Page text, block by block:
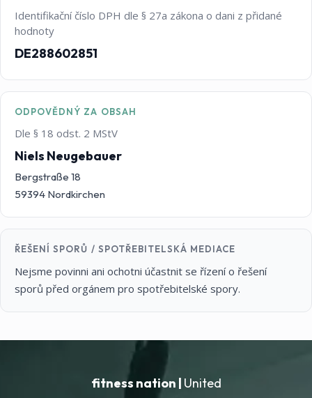
Identifikační číslo DPH dle § 27a zákona o dani z přidané
hodnoty
DE288602851
ODPOVĚDNÝ ZA OBSAH
Dle § 18 odst. 2 MStV
Niels Neugebauer
Bergstraße 18
59394 Nordkirchen
ŘEŠENÍ SPORŮ / SPOTŘEBITELSKÁ MEDIACE
Nejsme povinni ani ochotni účastnit se řízení o řešení
sporů před orgánem pro spotřebitelské spory.
fitness nation | United